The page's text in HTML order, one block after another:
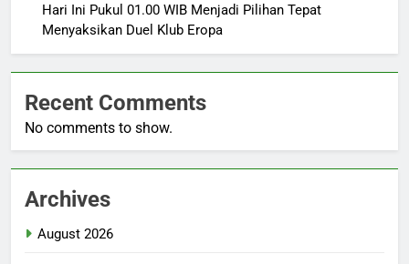
Hari Ini Pukul 01.00 WIB Menjadi Pilihan Tepat
Menyaksikan Duel Klub Eropa
Recent Comments
No comments to show.
Archives
August 2026